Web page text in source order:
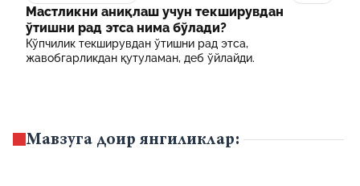
Мастликни аниқлаш учун текширувдан
ўтишни рад этса нима бўлади?
Кўпчилик текширувдан ўтишни рад этса,
жавобгарликдан қутуламан, деб ўйлайди.
Мавзуга доир янгиликлар: